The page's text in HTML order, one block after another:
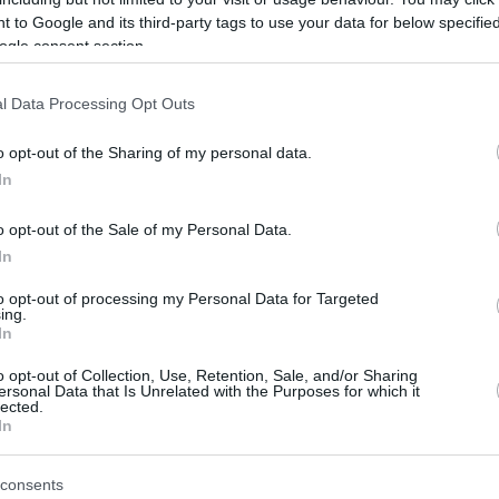
to Google and its third-party tags to use your data for below
consent section.
Data Processing Opt Outs
opt-out of the Sharing of my personal data.
opt-out of the Sale of my Personal Data.
opt-out of processing my Personal Data for Targeted
opt-out of Collection, Use, Retention, Sale, and/or Sharing
Data that Is Unrelated with the Purposes for which it
romper...
golpear a un rival y en
la FIBA
El interior de Dubai Basketball podrá
la cabeza, Letonia
anuncia su plantilla para